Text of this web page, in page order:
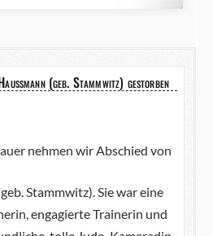
(geb. Stammwitz) gestorben
nehmen wir Abschied von
Stammwitz). Sie war eine
engagierte Trainerin und